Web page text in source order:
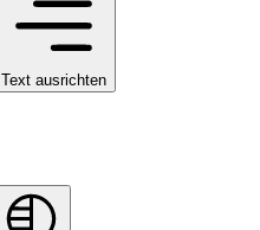
Text ausrichten